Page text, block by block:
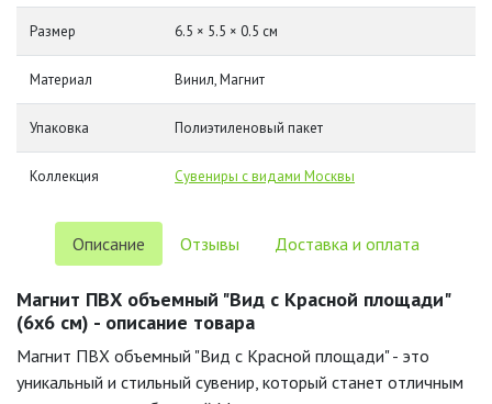
Размер 6.5 × 5.5 × 0.5 см
Материал Винил, Магнит
Упаковка Полиэтиленовый пакет
Коллекция Сувениры с видами Москвы
Описание Отзывы Доставка и оплата
Магнит ПВХ объемный "Вид с Красной площади"
(6х6 см) - описание товара
Магнит ПВХ объемный "Вид с Красной площади" - это
уникальный и стильный сувенир, который станет отличным